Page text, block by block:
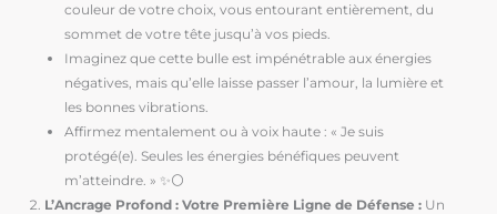
couleur de votre choix, vous entourant entièrement, du
sommet de votre tête jusqu’à vos pieds.
Imaginez que cette bulle est impénétrable aux énergies
négatives, mais qu’elle laisse passer l’amour, la lumière et
les bonnes vibrations.
Affirmez mentalement ou à voix haute : « Je suis
protégé(e). Seules les énergies bénéfiques peuvent
m’atteindre. » ✨⚪
L’Ancrage Profond : Votre Première Ligne de Défense : Un